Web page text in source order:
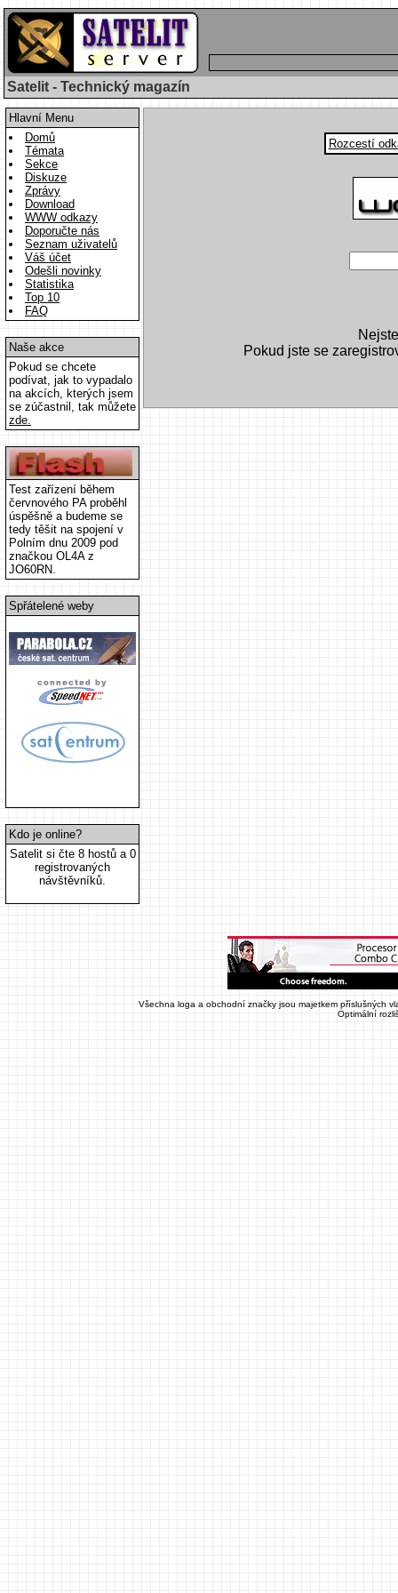
Satelit - Technický magazín
Hlavní Menu
Domů
Témata
Sekce
Diskuze
Zprávy
Download
WWW odkazy
Doporučte nás
Seznam uživatelů
Váš účet
Odešli novinky
Statistika
Top 10
FAQ
Naše akce
Pokud se chcete
podívat, jak to vypadalo
na akcích, kterých jsem
se zúčastnil, tak můžete
zde.
Test zařízení během
červnového PA proběhl
úspěšně a budeme se
tedy těšit na spojení v
Polním dnu 2009 pod
značkou OL4A z
JO60RN.
Spřátelené weby
Kdo je online?
Satelit si čte 8 hostů a 0
registrovaných
návštěvníků.
Rozcestí
Pokud jste se
Všechna loga a obchodní značky jsou majetkem příslušných
Optimální